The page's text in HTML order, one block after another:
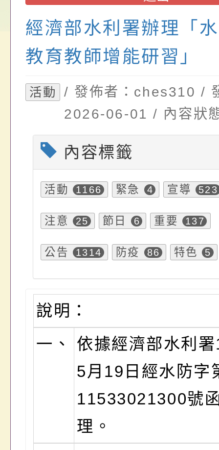
畫」一案， 請教師
請，請查照。
年度祖孫樂淘桃－祖
祝活動」海報電子檔
位協助鼓勵所屬同仁
關（構）、學校、民
名參加，請查照
轉知有關銓敘部建置
員退休所得重審後實
算器」，公立學校退
亦可利用
經濟部水利署辦理「
教育教師增能研習」
活動
/ 發佈者：ches310 /
2026-06-01 / 內容狀
內容標籤
活動 1166 緊急 4 宣導 523
注意 25 節日 6 重要 137
公告 1314 防疫 86 特色 5
說明：
一、
依據經濟部水利
5月19日經水防字
11533021300號
理。